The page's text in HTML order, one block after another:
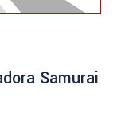
Samurai